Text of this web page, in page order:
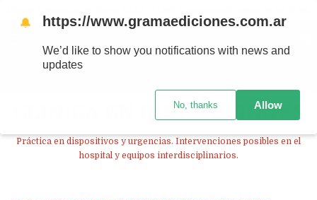
CLINICA EN INSTITUCIONES
Práctica en dispositivos y urgencias. Intervenciones posibles en el
hospital y equipos interdisciplinarios.
🔔 https://www.gramaediciones.com.ar
We’d like to show you notifications with news and
updates
No, thanks Allow